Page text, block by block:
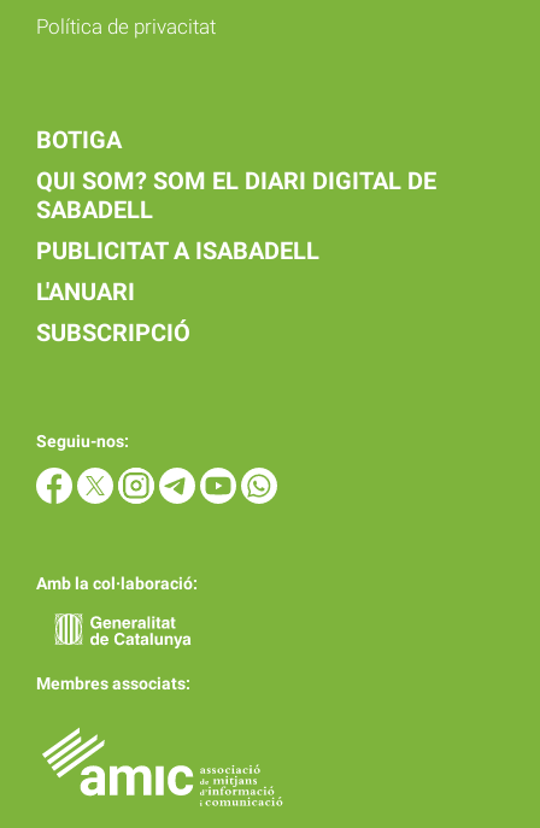
Política de privacitat
BOTIGA
QUI SOM? SOM EL DIARI DIGITAL DE
SABADELL
PUBLICITAT A ISABADELL
L'ANUARI
SUBSCRIPCIÓ
Seguiu-nos:
Amb la col·laboració:
Membres associats: